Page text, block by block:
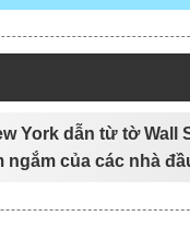
York dẫn từ tờ
ngắm của các nhà